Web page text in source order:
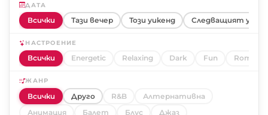
ДАТА
Всички Тази вечер Този уикенд Следващият
НАСТРОЕНИЕ
Всички Energetic Relaxing Dark Fun
ЖАНР
Всички Друго R&B
Алтернативна
Анимация
Балет Блус
Джаз